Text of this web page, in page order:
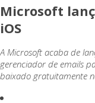
Microsoft
iOS
A Microsoft acaba de
gerenciador de emails
baixado gratuitamente